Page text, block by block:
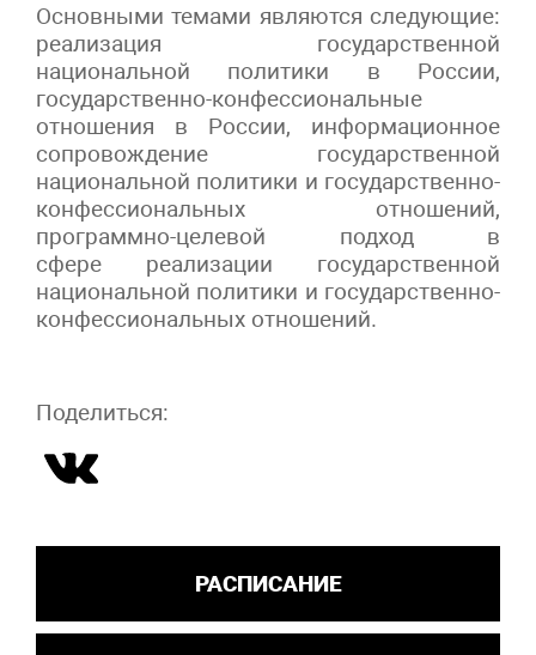
Основными темами являются следующие:
реализация государственной
национальной политики в России,
государственно-конфессиональные
отношения в России, информационное
сопровождение государственной
национальной политики и государственно-
конфессиональных отношений,
программно-целевой подход в
сфере реализации государственной
национальной политики и государственно-
конфессиональных отношений.
Поделиться:
РАСПИСАНИЕ